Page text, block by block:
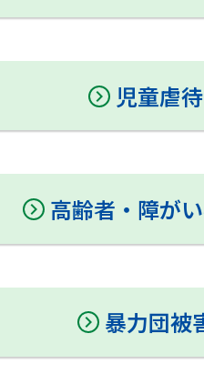
児童虐待
高齢者・障が
暴力団被